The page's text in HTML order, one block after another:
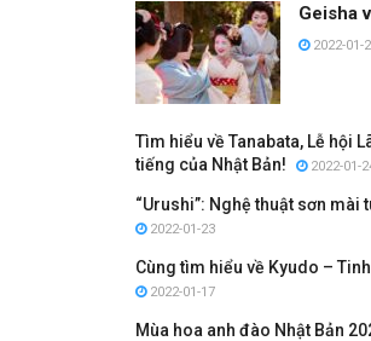
Geisha
2022-01-
Tìm hiểu về Tanabata, Lễ hội
tiếng của Nhật Bản!
2022-01-
“Urushi”: Nghệ thuật sơn mài
2022-01-23
Cùng tìm hiểu về Kyudo –
2022-01-17
Mùa hoa anh đào Nhật Bản